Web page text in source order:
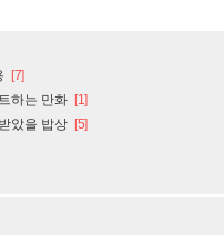
[7]
하는 만화 [1]
았을 밥상 [5]